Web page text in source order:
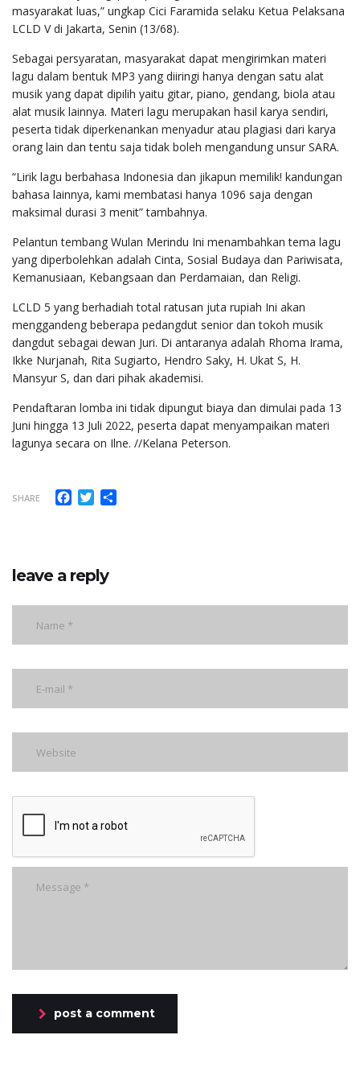
masyarakat luas,” ungkap Cici Faramida selaku Ketua Pelaksana
LCLD V di Jakarta, Senin (13/68).
Sebagai persyaratan, masyarakat dapat mengirimkan materi
lagu dalam bentuk MP3 yang diiringi hanya dengan satu alat
musik yang dapat dipilih yaitu gitar, piano, gendang, biola atau
alat musik lainnya. Materi lagu merupakan hasil karya sendiri,
peserta tidak diperkenankan menyadur atau plagiasi dari karya
orang lain dan tentu saja tidak boleh mengandung unsur SARA.
“Lirik lagu berbahasa Indonesia dan jikapun memilik! kandungan
bahasa lainnya, kami membatasi hanya 1096 saja dengan
maksimal durasi 3 menit” tambahnya.
Pelantun tembang Wulan Merindu Ini menambahkan tema lagu
yang diperbolehkan adalah Cinta, Sosial Budaya dan Pariwisata,
Kemanusiaan, Kebangsaan dan Perdamaian, dan Religi.
LCLD 5 yang berhadiah total ratusan juta rupiah Ini akan
menggandeng beberapa pedangdut senior dan tokoh musik
dangdut sebagai dewan Juri. Di antaranya adalah Rhoma Irama,
Ikke Nurjanah, Rita Sugiarto, Hendro Saky, H. Ukat S, H.
Mansyur S, dan dari pihak akademisi.
Pendaftaran lomba ini tidak dipungut biaya dan dimulai pada 13
Juni hingga 13 Juli 2022, peserta dapat menyampaikan materi
lagunya secara on Ilne. //Kelana Peterson.
SHARE Facebook
Twitter
leave a reply
post a comment